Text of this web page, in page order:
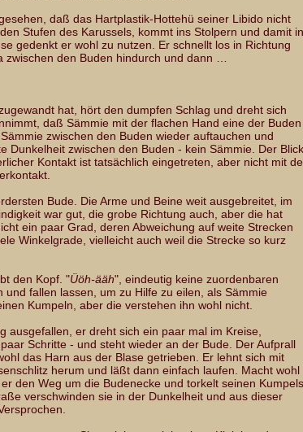
daß das Hartplastik-Hottehü seiner Libido nicht
Stufen des Karussels, kommt ins Stolpern und damit in
gedenkt er wohl zu nutzen. Er schnellt los in Richtung
den Buden hindurch und dann …
hat, hört den dumpfen Schlag und dreht sich
daß Sämmie mit der flachen Hand eine der Buden
zwischen den Buden wieder auftauchen und
Dunkelheit zwischen den Buden - kein Sämmie. Der Blick
Kontakt ist tatsächlich eingetreten, aber nicht mit
Bude. Die Arme und Beine weit ausgebreitet, im
war gut, die grobe Richtung auch, aber die hat
ein paar Grad, deren Abweichung auf weite Strecken
Winkelgrade, vielleicht auch weil die Strecke so kurz
den Kopf. "Üöh-ääh", eindeutig keine zuordenbaren
fallen lassen, um zu Hilfe zu eilen, als Sämmie
Kumpeln, aber die verstehen ihn wohl nicht.
ausgefallen, er dreht sich ein paar mal im Kreise,
Schritte - und steht wieder an der Bude. Der Aufprall
das Harn aus der Blase getrieben. Er lehnt sich mit
herum und läßt dann einfach laufen. Macht wohl
den Weg um die Budenecke und torkelt seinen Kumpels
verschwinden sie in der Dunkelheit und aus dieser